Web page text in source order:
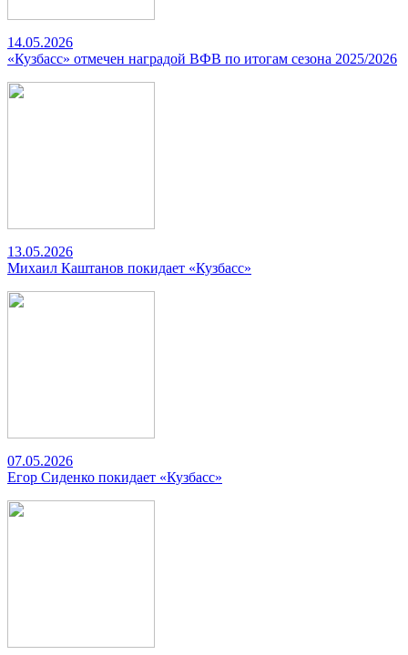
14.05.2026
«Кузбасс» отмечен наградой ВФВ по итогам сезона 2025/2026
13.05.2026
Михаил Каштанов покидает «Кузбасс»
07.05.2026
Егор Сиденко покидает «Кузбасс»